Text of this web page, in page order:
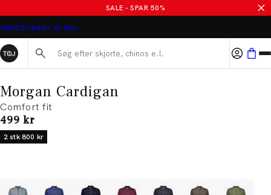
SALE - SPAR 50%
GRATIS FRAGT V/ 499,-
Søg her...
Morgan Cardigan
Comfort fit
I alt (inkl. rabat)
499 kr
2 stk 800 kr